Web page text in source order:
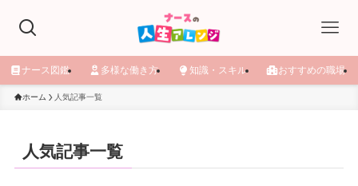
ナース図鑑 多様な働き方 知識・スキル おすすめの職場
ホーム 人気記事一覧
人気記事一覧